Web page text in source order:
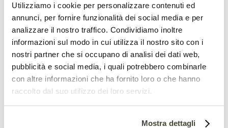
Utilizziamo i cookie per personalizzare contenuti ed
annunci, per fornire funzionalità dei social media e per
analizzare il nostro traffico. Condividiamo inoltre
informazioni sul modo in cui utilizza il nostro sito con i
nostri partner che si occupano di analisi dei dati web,
pubblicità e social media, i quali potrebbero combinarle
con altre informazioni che ha fornito loro o che hanno
raccolto dal suo utilizzo dei loro servizi.
Mostra dettagli
riguarda solo la mission Soil Health and
Food. Quest’ultima infatti è solo una delle
cinqueche l’Unione europea ha varato
nel 2019 e sono parte integrante del
programma quadro Horizon Europe.
alcune delle più grandi sfide che il nostro